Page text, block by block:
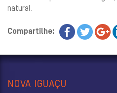
natural.
Compartilhe:
NOVA IGUAÇU